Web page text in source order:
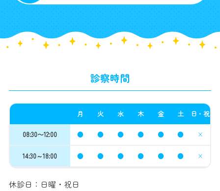
診察時間
月 火 水 木 金 土 日・祝
08:30〜12:00 ● ● ● ● ● ● ×
14:30～18:00 ● ● ● ● ● ● ×
休診日：日曜・祝日